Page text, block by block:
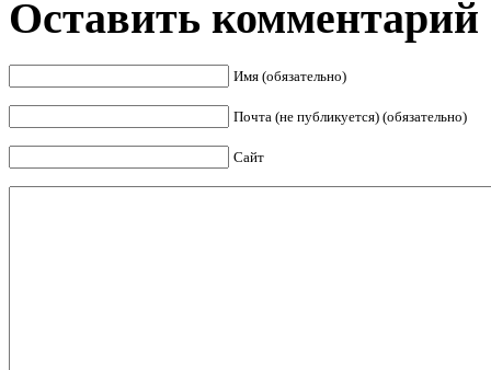
Оставить комментарий
Имя (обязательно)
Почта (не публикуется) (обязательно)
Сайт